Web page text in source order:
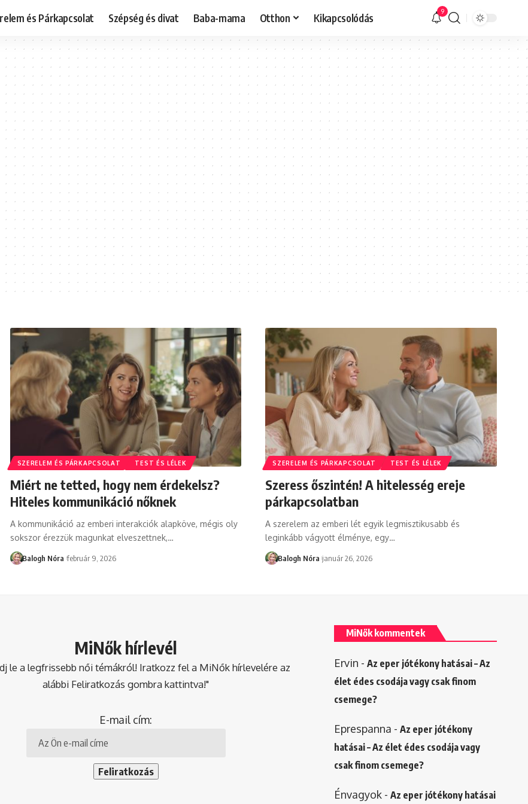
és Párkapcsolat Szépség és divat Baba-mama Otthon Kikapcsolódás 9
SZERELEM ÉS PÁRKAPCSOLAT TEST ÉS LÉLEK
Miért ne tetted, hogy nem érdekelsz?
Hiteles kommunikáció nőknek
A kommunikáció az emberi interakciók alapköve, mégis oly
sokszor érezzük magunkat elveszettnek,…
Balogh Nóra február 9, 2026
SZERELEM ÉS PÁRKAPCSOLAT TEST ÉS LÉLEK
Szeress őszintén! A hitelesség ereje
párkapcsolatban
A szerelem az emberi lét egyik legmisztikusabb és
leginkább vágyott élménye, egy…
Balogh Nóra január 26, 2026
MiNők hírlevél
le a legfrissebb női témákról! Iratkozz fel a MiNők hírlevelére az
alábbi Feliratkozás gombra kattintva!"
E-mail cím:
MiNők kommentek
Ervin - Az eper jótékony hatásai – Az
élet édes csodája vagy csak finom
csemege?
Eprespanna - Az eper jótékony
hatásai – Az élet édes csodája vagy
csak finom csemege?
Énvagyok- Az eper jótékony hatásai